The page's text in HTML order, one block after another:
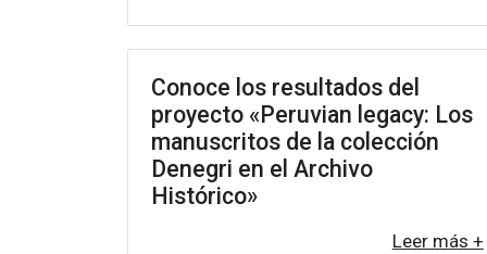
Conoce los resultados del
proyecto «Peruvian legacy: Los
manuscritos de la colección
Denegri en el Archivo
Histórico»
Leer más +